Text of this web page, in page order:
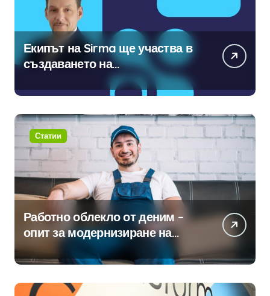
Екипът на Sirma ще участва в
създаването на
международните стандарти за
навлизане на изкуствен
интелект в хотелиерството
Статии
Работно облекло от деним –
опит за модернизиране на
традицията